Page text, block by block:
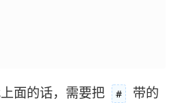
面的话，需要把 #
带的